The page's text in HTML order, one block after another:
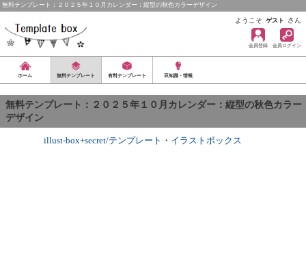
無料テンプレート：２０２５年１０月カレンダー：縦型の秋色カラーデザイン
ようこそ ゲスト さん
会員登録 会員ログイン
ホーム 無料テンプレート 有料テンプレート 豆知識・情報
無料テンプレート：２０２５年１０月カレンダー：縦型の秋色カラー
デザイン
illust-box+secret/テンプレート ・ イラストボックス